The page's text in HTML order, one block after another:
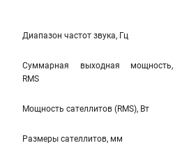
Диапазон частот звука, Гц
Cуммарная выходная мощность,
RMS
Мощность сателлитов (RMS), Вт
Размеры сателлитов, мм